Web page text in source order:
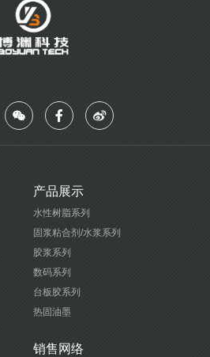
产品展示
水性树脂系列
固浆粘合剂/水浆系列
胶浆系列
数码系列
台板胶系列
热固油墨
销售网络